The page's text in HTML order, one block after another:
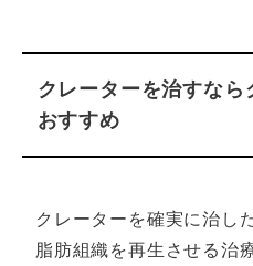
クレーターを治すな
おすすめ
クレーターを確実に治し
脂肪組織を再生させる治